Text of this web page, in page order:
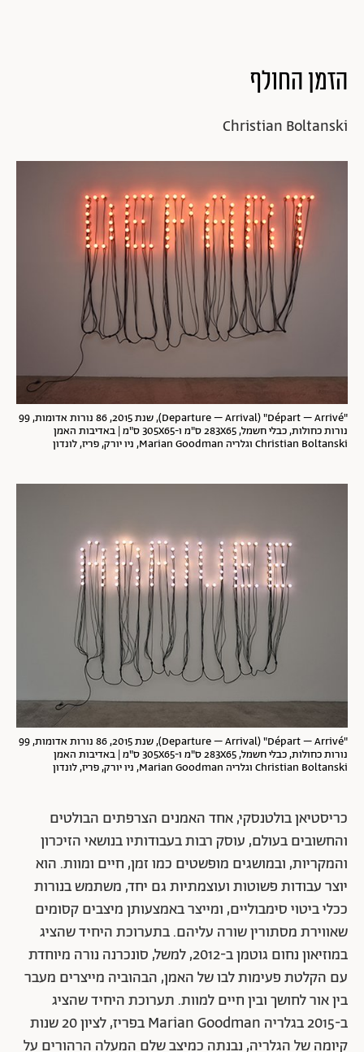
הזמן החולף
Christian Boltanski
"Departure – Arrival) "Départ – Arrivé), שנת 2015, 86 נורות אדומות, 99
נורות כחולות, כבלי חשמל, 283X65 ס"מ ו-305X65 ס"מ | באדיבות האמן
Christian Boltanski וגלריה Marian Goodman, ניו יורק, פריז, לונדון
"Departure – Arrival) "Départ – Arrivé), שנת 2015, 86 נורות אדומות, 99
נורות כחולות, כבלי חשמל, 283X65 ס"מ ו-305X65 ס"מ | באדיבות האמן
Christian Boltanski וגלריה Marian Goodman, ניו יורק, פריז, לונדון
כריסטיאן בולטנסקי, אחד האמנים הצרפתים הבולטים
והחשובים בעולם, עוסק רבות בעבודותיו בנושאי הזיכרון
והמקריות, ובמושגים מופשטים כמו זמן, חיים ומוות. הוא
יוצר עבודות פשוטות ועוצמתיות גם יחד, משתמש בנורות
ככלי ביטוי סימבוליים, ומייצר באמצעותן מיצבים קסומים
שאווירת מסתורין שורה עליהם. בתערוכת היחיד שהציג
במוזיאון נחום גוטמן ב-2012, למשל, סונכרנה נורה מיוחדת
עם הקלטת פעימות לבו של האמן, הבהוביה מייצרים מעבר
בין אור לחושך ובין חיים למוות. תערוכת היחיד שהציג
ב-2015 בגלריה Marian Goodman בפריז, לציון 20 שנות
קיומה של הגלריה, נבנתה כמיצב שלם המעלה הרהורים על